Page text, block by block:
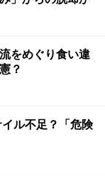
をめぐり食い違
？
ル不足？「危険